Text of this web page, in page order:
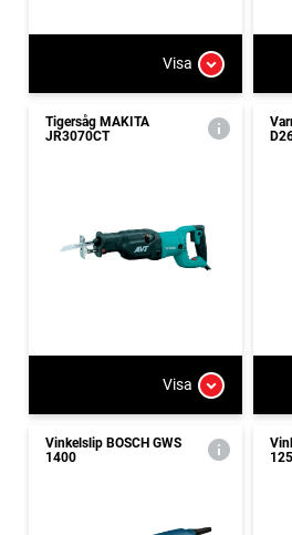
Visa
Tigersåg MAKITA
JR3070CT
Visa
Vinkelslip BOSCH GWS
1400
125